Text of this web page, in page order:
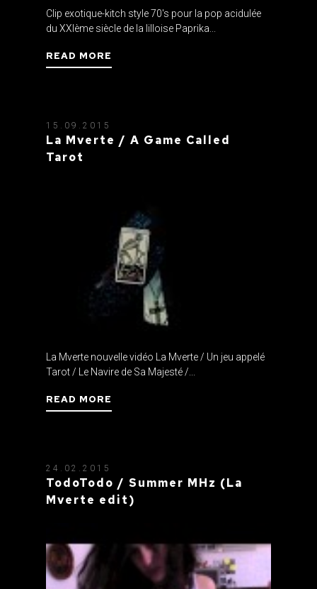
Clip exotique-kitch style 70's pour la pop acidulée
du XXIème siècle de la lilloise Paprika...
READ MORE
15.09.2015
La Mverte / A Game Called
Tarot
La Mverte nouvelle vidéo La Mverte / Un jeu appelé
Tarot / Le Navire de Sa Majesté /...
READ MORE
24.02.2015
TodoTodo / Summer MHz (La
Mverte edit)